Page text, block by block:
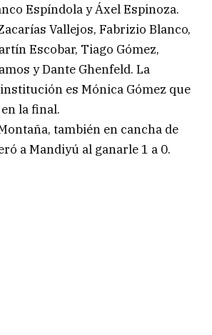
Espíndola y Áxel Espinoza.
Vallejos, Fabrizio Blanco,
Escobar, Tiago Gómez,
y Dante Ghenfeld. La
es Mónica Gómez que
la final.
también en cancha de
a Mandiyú al ganarle 1 a 0.